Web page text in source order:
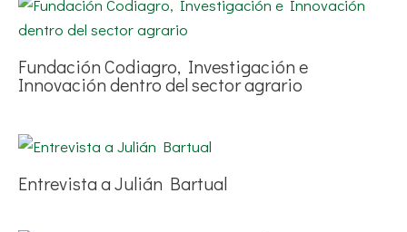
Fundación Codiagro, Investigación e
Innovación dentro del sector agrario
Entrevista a Julián Bartual